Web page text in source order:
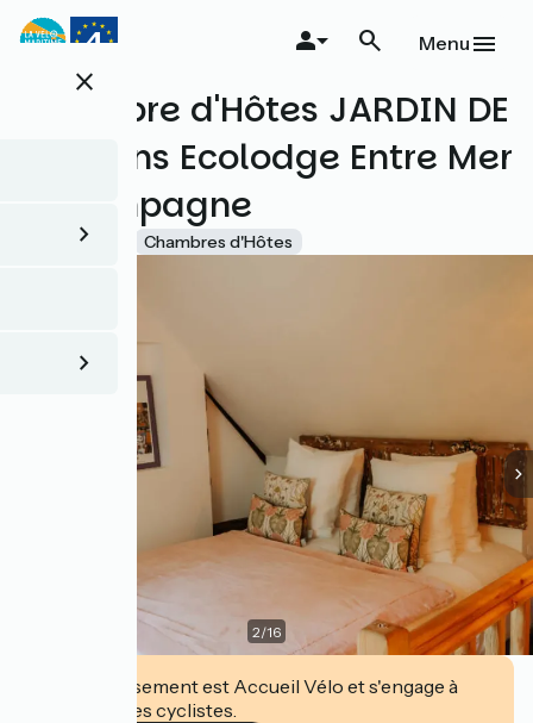
Aller
au
principalclose
Menu
Chambre d'Hôtes JARDIN DE
SEL dans Ecolodge Entre Mer
& Campagne
Accueil Vélo Chambres d'Hôtes
2/16
Cet établissement est Accueil Vélo et s'engage à
accueillir des cyclistes.